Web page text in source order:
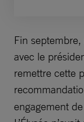
Fin
avec le
remettre cette
engagement